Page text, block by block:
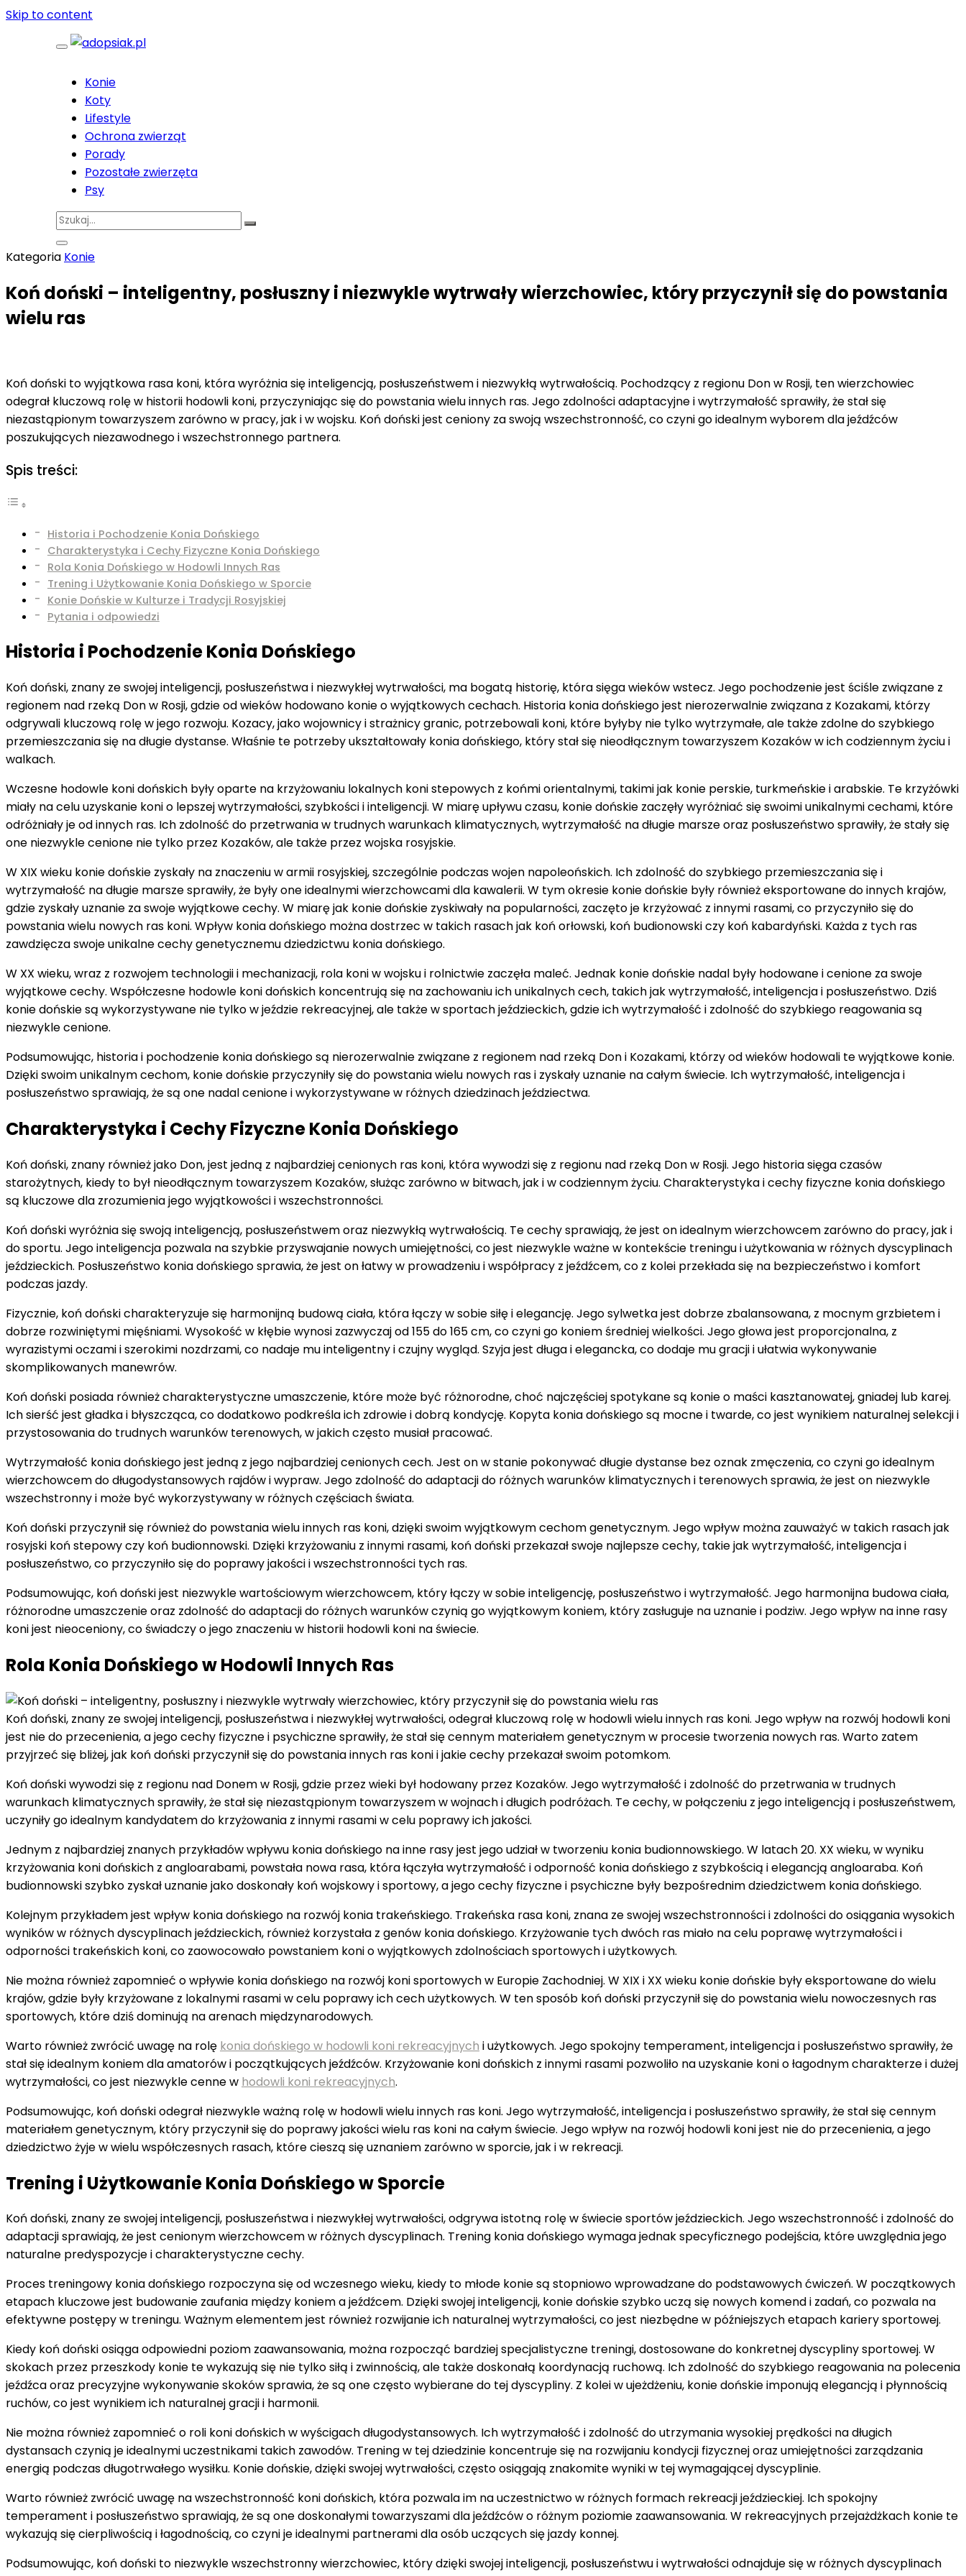
Skip to content
Konie
Koty
Lifestyle
Ochrona zwierząt
Porady
Pozostałe zwierzęta
Psy
Kategoria Konie
Koń doński – inteligentny, posłuszny i niezwykle wytrwały wierzchowiec, który przyczynił się do powstania
wielu ras
Koń doński to wyjątkowa rasa koni, która wyróżnia się inteligencją, posłuszeństwem i niezwykłą wytrwałością. Pochodzący z regionu Don w Rosji, ten wierzchowiec
odegrał kluczową rolę w historii hodowli koni, przyczyniając się do powstania wielu innych ras. Jego zdolności adaptacyjne i wytrzymałość sprawiły, że stał się
niezastąpionym towarzyszem zarówno w pracy, jak i w wojsku. Koń doński jest ceniony za swoją wszechstronność, co czyni go idealnym wyborem dla jeźdźców
poszukujących niezawodnego i wszechstronnego partnera.
Spis treści:
Historia i Pochodzenie Konia Dońskiego
Charakterystyka i Cechy Fizyczne Konia Dońskiego
Rola Konia Dońskiego w Hodowli Innych Ras
Trening i Użytkowanie Konia Dońskiego w Sporcie
Konie Dońskie w Kulturze i Tradycji Rosyjskiej
Pytania i odpowiedzi
Historia i Pochodzenie Konia Dońskiego
Koń doński, znany ze swojej inteligencji, posłuszeństwa i niezwykłej wytrwałości, ma bogatą historię, która sięga wieków wstecz. Jego pochodzenie jest ściśle związane z
regionem nad rzeką Don w Rosji, gdzie od wieków hodowano konie o wyjątkowych cechach. Historia konia dońskiego jest nierozerwalnie związana z Kozakami, którzy
odgrywali kluczową rolę w jego rozwoju. Kozacy, jako wojownicy i strażnicy granic, potrzebowali koni, które byłyby nie tylko wytrzymałe, ale także zdolne do szybkiego
przemieszczania się na długie dystanse. Właśnie te potrzeby ukształtowały konia dońskiego, który stał się nieodłącznym towarzyszem Kozaków w ich codziennym życiu i
walkach.
Wczesne hodowle koni dońskich były oparte na krzyżowaniu lokalnych koni stepowych z końmi orientalnymi, takimi jak konie perskie, turkmeńskie i arabskie. Te krzyżówki
miały na celu uzyskanie koni o lepszej wytrzymałości, szybkości i inteligencji. W miarę upływu czasu, konie dońskie zaczęły wyróżniać się swoimi unikalnymi cechami, które
odróżniały je od innych ras. Ich zdolność do przetrwania w trudnych warunkach klimatycznych, wytrzymałość na długie marsze oraz posłuszeństwo sprawiły, że stały się
one niezwykle cenione nie tylko przez Kozaków, ale także przez wojska rosyjskie.
W XIX wieku konie dońskie zyskały na znaczeniu w armii rosyjskiej, szczególnie podczas wojen napoleońskich. Ich zdolność do szybkiego przemieszczania się i
wytrzymałość na długie marsze sprawiły, że były one idealnymi wierzchowcami dla kawalerii. W tym okresie konie dońskie były również eksportowane do innych krajów,
gdzie zyskały uznanie za swoje wyjątkowe cechy. W miarę jak konie dońskie zyskiwały na popularności, zaczęto je krzyżować z innymi rasami, co przyczyniło się do
powstania wielu nowych ras koni. Wpływ konia dońskiego można dostrzec w takich rasach jak koń orłowski, koń budionowski czy koń kabardyński. Każda z tych ras
zawdzięcza swoje unikalne cechy genetycznemu dziedzictwu konia dońskiego.
W XX wieku, wraz z rozwojem technologii i mechanizacji, rola koni w wojsku i rolnictwie zaczęła maleć. Jednak konie dońskie nadal były hodowane i cenione za swoje
wyjątkowe cechy. Współczesne hodowle koni dońskich koncentrują się na zachowaniu ich unikalnych cech, takich jak wytrzymałość, inteligencja i posłuszeństwo. Dziś
konie dońskie są wykorzystywane nie tylko w jeździe rekreacyjnej, ale także w sportach jeździeckich, gdzie ich wytrzymałość i zdolność do szybkiego reagowania są
niezwykle cenione.
Podsumowując, historia i pochodzenie konia dońskiego są nierozerwalnie związane z regionem nad rzeką Don i Kozakami, którzy od wieków hodowali te wyjątkowe konie.
Dzięki swoim unikalnym cechom, konie dońskie przyczyniły się do powstania wielu nowych ras i zyskały uznanie na całym świecie. Ich wytrzymałość, inteligencja i
posłuszeństwo sprawiają, że są one nadal cenione i wykorzystywane w różnych dziedzinach jeździectwa.
Charakterystyka i Cechy Fizyczne Konia Dońskiego
Koń doński, znany również jako Don, jest jedną z najbardziej cenionych ras koni, która wywodzi się z regionu nad rzeką Don w Rosji. Jego historia sięga czasów
starożytnych, kiedy to był nieodłącznym towarzyszem Kozaków, służąc zarówno w bitwach, jak i w codziennym życiu. Charakterystyka i cechy fizyczne konia dońskiego
są kluczowe dla zrozumienia jego wyjątkowości i wszechstronności.
Koń doński wyróżnia się swoją inteligencją, posłuszeństwem oraz niezwykłą wytrwałością. Te cechy sprawiają, że jest on idealnym wierzchowcem zarówno do pracy, jak i
do sportu. Jego inteligencja pozwala na szybkie przyswajanie nowych umiejętności, co jest niezwykle ważne w kontekście treningu i użytkowania w różnych dyscyplinach
jeździeckich. Posłuszeństwo konia dońskiego sprawia, że jest on łatwy w prowadzeniu i współpracy z jeźdźcem, co z kolei przekłada się na bezpieczeństwo i komfort
podczas jazdy.
Fizycznie, koń doński charakteryzuje się harmonijną budową ciała, która łączy w sobie siłę i elegancję. Jego sylwetka jest dobrze zbalansowana, z mocnym grzbietem i
dobrze rozwiniętymi mięśniami. Wysokość w kłębie wynosi zazwyczaj od 155 do 165 cm, co czyni go koniem średniej wielkości. Jego głowa jest proporcjonalna, z
wyrazistymi oczami i szerokimi nozdrzami, co nadaje mu inteligentny i czujny wygląd. Szyja jest długa i elegancka, co dodaje mu gracji i ułatwia wykonywanie
skomplikowanych manewrów.
Koń doński posiada również charakterystyczne umaszczenie, które może być różnorodne, choć najczęściej spotykane są konie o maści kasztanowatej, gniadej lub karej.
Ich sierść jest gładka i błyszcząca, co dodatkowo podkreśla ich zdrowie i dobrą kondycję. Kopyta konia dońskiego są mocne i twarde, co jest wynikiem naturalnej selekcji i
przystosowania do trudnych warunków terenowych, w jakich często musiał pracować.
Wytrzymałość konia dońskiego jest jedną z jego najbardziej cenionych cech. Jest on w stanie pokonywać długie dystanse bez oznak zmęczenia, co czyni go idealnym
wierzchowcem do długodystansowych rajdów i wypraw. Jego zdolność do adaptacji do różnych warunków klimatycznych i terenowych sprawia, że jest on niezwykle
wszechstronny i może być wykorzystywany w różnych częściach świata.
Koń doński przyczynił się również do powstania wielu innych ras koni, dzięki swoim wyjątkowym cechom genetycznym. Jego wpływ można zauważyć w takich rasach jak
rosyjski koń stepowy czy koń budionnowski. Dzięki krzyżowaniu z innymi rasami, koń doński przekazał swoje najlepsze cechy, takie jak wytrzymałość, inteligencja i
posłuszeństwo, co przyczyniło się do poprawy jakości i wszechstronności tych ras.
Podsumowując, koń doński jest niezwykle wartościowym wierzchowcem, który łączy w sobie inteligencję, posłuszeństwo i wytrzymałość. Jego harmonijna budowa ciała,
różnorodne umaszczenie oraz zdolność do adaptacji do różnych warunków czynią go wyjątkowym koniem, który zasługuje na uznanie i podziw. Jego wpływ na inne rasy
koni jest nieoceniony, co świadczy o jego znaczeniu w historii hodowli koni na świecie.
Rola Konia Dońskiego w Hodowli Innych Ras
Koń doński, znany ze swojej inteligencji, posłuszeństwa i niezwykłej wytrwałości, odegrał kluczową rolę w hodowli wielu innych ras koni. Jego wpływ na rozwój hodowli koni
jest nie do przecenienia, a jego cechy fizyczne i psychiczne sprawiły, że stał się cennym materiałem genetycznym w procesie tworzenia nowych ras. Warto zatem
przyjrzeć się bliżej, jak koń doński przyczynił się do powstania innych ras koni i jakie cechy przekazał swoim potomkom.
Koń doński wywodzi się z regionu nad Donem w Rosji, gdzie przez wieki był hodowany przez Kozaków. Jego wytrzymałość i zdolność do przetrwania w trudnych
warunkach klimatycznych sprawiły, że stał się niezastąpionym towarzyszem w wojnach i długich podróżach. Te cechy, w połączeniu z jego inteligencją i posłuszeństwem,
uczyniły go idealnym kandydatem do krzyżowania z innymi rasami w celu poprawy ich jakości.
Jednym z najbardziej znanych przykładów wpływu konia dońskiego na inne rasy jest jego udział w tworzeniu konia budionnowskiego. W latach 20. XX wieku, w wyniku
krzyżowania koni dońskich z angloarabami, powstała nowa rasa, która łączyła wytrzymałość i odporność konia dońskiego z szybkością i elegancją angloaraba. Koń
budionnowski szybko zyskał uznanie jako doskonały koń wojskowy i sportowy, a jego cechy fizyczne i psychiczne były bezpośrednim dziedzictwem konia dońskiego.
Kolejnym przykładem jest wpływ konia dońskiego na rozwój konia trakeńskiego. Trakeńska rasa koni, znana ze swojej wszechstronności i zdolności do osiągania wysokich
wyników w różnych dyscyplinach jeździeckich, również korzystała z genów konia dońskiego. Krzyżowanie tych dwóch ras miało na celu poprawę wytrzymałości i
odporności trakeńskich koni, co zaowocowało powstaniem koni o wyjątkowych zdolnościach sportowych i użytkowych.
Nie można również zapomnieć o wpływie konia dońskiego na rozwój koni sportowych w Europie Zachodniej. W XIX i XX wieku konie dońskie były eksportowane do wielu
krajów, gdzie były krzyżowane z lokalnymi rasami w celu poprawy ich cech użytkowych. W ten sposób koń doński przyczynił się do powstania wielu nowoczesnych ras
sportowych, które dziś dominują na arenach międzynarodowych.
Warto również zwrócić uwagę na rolę konia dońskiego w hodowli koni rekreacyjnych i użytkowych. Jego spokojny temperament, inteligencja i posłuszeństwo sprawiły, że
stał się idealnym koniem dla amatorów i początkujących jeźdźców. Krzyżowanie koni dońskich z innymi rasami pozwoliło na uzyskanie koni o łagodnym charakterze i dużej
wytrzymałości, co jest niezwykle cenne w hodowli koni rekreacyjnych.
Podsumowując, koń doński odegrał niezwykle ważną rolę w hodowli wielu innych ras koni. Jego wytrzymałość, inteligencja i posłuszeństwo sprawiły, że stał się cennym
materiałem genetycznym, który przyczynił się do poprawy jakości wielu ras koni na całym świecie. Jego wpływ na rozwój hodowli koni jest nie do przecenienia, a jego
dziedzictwo żyje w wielu współczesnych rasach, które cieszą się uznaniem zarówno w sporcie, jak i w rekreacji.
Trening i Użytkowanie Konia Dońskiego w Sporcie
Koń doński, znany ze swojej inteligencji, posłuszeństwa i niezwykłej wytrwałości, odgrywa istotną rolę w świecie sportów jeździeckich. Jego wszechstronność i zdolność do
adaptacji sprawiają, że jest cenionym wierzchowcem w różnych dyscyplinach. Trening konia dońskiego wymaga jednak specyficznego podejścia, które uwzględnia jego
naturalne predyspozycje i charakterystyczne cechy.
Proces treningowy konia dońskiego rozpoczyna się od wczesnego wieku, kiedy to młode konie są stopniowo wprowadzane do podstawowych ćwiczeń. W początkowych
etapach kluczowe jest budowanie zaufania między koniem a jeźdźcem. Dzięki swojej inteligencji, konie dońskie szybko uczą się nowych komend i zadań, co pozwala na
efektywne postępy w treningu. Ważnym elementem jest również rozwijanie ich naturalnej wytrzymałości, co jest niezbędne w późniejszych etapach kariery sportowej.
Kiedy koń doński osiąga odpowiedni poziom zaawansowania, można rozpocząć bardziej specjalistyczne treningi, dostosowane do konkretnej dyscypliny sportowej. W
skokach przez przeszkody konie te wykazują się nie tylko siłą i zwinnością, ale także doskonałą koordynacją ruchową. Ich zdolność do szybkiego reagowania na polecenia
jeźdźca oraz precyzyjne wykonywanie skoków sprawia, że są one często wybierane do tej dyscypliny. Z kolei w ujeżdżeniu, konie dońskie imponują elegancją i płynnością
ruchów, co jest wynikiem ich naturalnej gracji i harmonii.
Nie można również zapomnieć o roli koni dońskich w wyścigach długodystansowych. Ich wytrzymałość i zdolność do utrzymania wysokiej prędkości na długich
dystansach czynią je idealnymi uczestnikami takich zawodów. Trening w tej dziedzinie koncentruje się na rozwijaniu kondycji fizycznej oraz umiejętności zarządzania
energią podczas długotrwałego wysiłku. Konie dońskie, dzięki swojej wytrwałości, często osiągają znakomite wyniki w tej wymagającej dyscyplinie.
Warto również zwrócić uwagę na wszechstronność koni dońskich, która pozwala im na uczestnictwo w różnych formach rekreacji jeździeckiej. Ich spokojny
temperament i posłuszeństwo sprawiają, że są one doskonałymi towarzyszami dla jeźdźców o różnym poziomie zaawansowania. W rekreacyjnych przejażdżkach konie te
wykazują się cierpliwością i łagodnością, co czyni je idealnymi partnerami dla osób uczących się jazdy konnej.
Podsumowując, koń doński to niezwykle wszechstronny wierzchowiec, który dzięki swojej inteligencji, posłuszeństwu i wytrwałości odnajduje się w różnych dyscyplinach